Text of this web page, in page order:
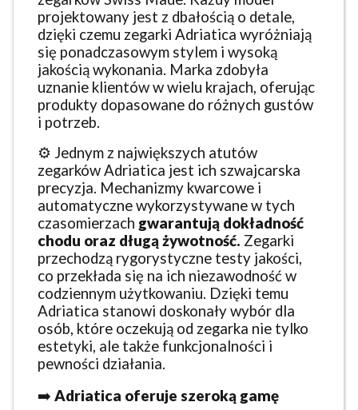
projektowany jest z dbałością o detale,
dzięki czemu zegarki Adriatica wyróżniają
się ponadczasowym stylem i wysoką
jakością wykonania. Marka zdobyła
uznanie klientów w wielu krajach, oferując
produkty dopasowane do różnych gustów
i potrzeb.
⚙️ Jednym z największych atutów
zegarków Adriatica jest ich szwajcarska
precyzja. Mechanizmy kwarcowe i
automatyczne wykorzystywane w tych
czasomierzach gwarantują dokładność
chodu oraz długą żywotność. Zegarki
przechodzą rygorystyczne testy jakości,
co przekłada się na ich niezawodność w
codziennym użytkowaniu. Dzięki temu
Adriatica stanowi doskonały wybór dla
osób, które oczekują od zegarka nie tylko
estetyki, ale także funkcjonalności i
pewności działania.
➡️ Adriatica oferuje szeroką gamę